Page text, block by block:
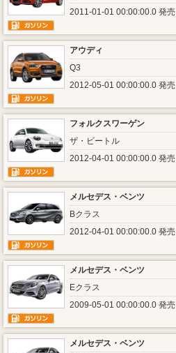
2011-01-01 00:00:00.0 発売
アウディ
Q3
2012-05-01 00:00:00.0 発売
フォルクスワーゲン
ザ・ビートル
2012-04-01 00:00:00.0 発売
メルセデス・ベンツ
Bクラス
2012-04-01 00:00:00.0 発売
メルセデス・ベンツ
Eクラス
2009-05-01 00:00:00.0 発売
メルセデス・ベンツ